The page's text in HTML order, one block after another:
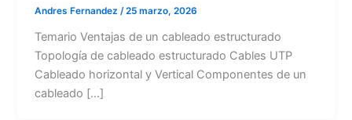
Andres Fernandez /25 marzo, 2026
Temario Ventajas de un cableado estructurado
Topología de cableado estructurado Cables UTP
Cableado horizontal y Vertical Componentes de un
cableado […]